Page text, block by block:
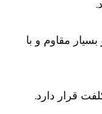
مقاوم و با
دارد.